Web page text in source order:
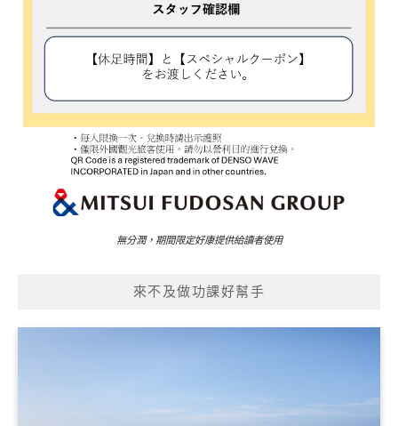
無分潤，期間限定好康提供給讀者使用
來不及做功課好幫手